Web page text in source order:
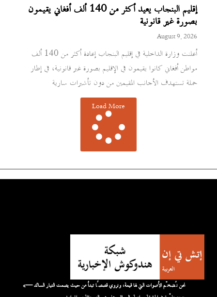
إقليم البنجاب يعيد أكثر من 140 ألف أفغاني يقيمون
بصورة غير قانونية
August 9, 2026
أعلنت وزارة الداخلية في إقليم البنجاب إعادة أكثر من 140 ألف
مواطن أفغاني كانوا يقيمون في الإقليم بصورة غير قانونية، في إطار
حملة تستهدف الأجانب المقيمين من دون تأشيرات سارية
Load More
«نحن نُضخّم الأصوات التي لها قيمة، ونروي قصصًا تبدأ من حيث يصمت التيار السائد —